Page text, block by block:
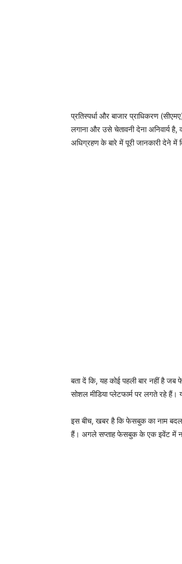
प्रतिस्पर्धा और बाजार प्राधिकरण
लगाना और उसे चेतावनी देना अनिवार्य
अधिग्रहण के बारे में पूरी जानकारी देने में
बता दें कि, यह कोई पहली बार नहीं है
सोशल मीडिया प्लेटफार्म पर लगते रहे
इस बीच, खबर है कि फेसबुक का नाम
हैं। अगले सप्ताह फेसबुक के एक इवेंट में